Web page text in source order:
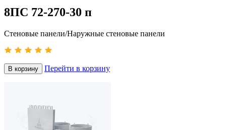
8ПС 72-270-30 п
Стеновые панели/Наружные стеновые панели
В корзину Перейти в корзину